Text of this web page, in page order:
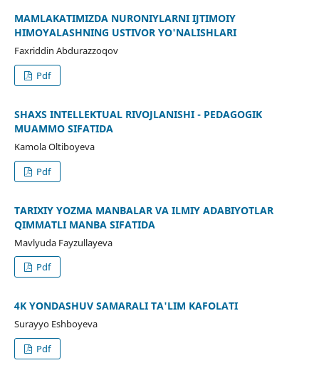
MAMLAKATIMIZDA NURONIYLARNI IJTIMOIY
HIMOYALASHNING USTIVOR YO'NALISHLARI
Faxriddin Abdurazzoqov
Pdf
SHAXS INTELLEKTUAL RIVOJLANISHI - PEDAGOGIK
MUAMMO SIFATIDA
Kamola Oltiboyeva
Pdf
TARIXIY YOZMA MANBALAR VA ILMIY ADABIYOTLAR
QIMMATLI MANBA SIFATIDA
Mavlyuda Fayzullayeva
Pdf
4K YONDASHUV SAMARALI TA'LIM KAFOLATI
Surayyo Eshboyeva
Pdf